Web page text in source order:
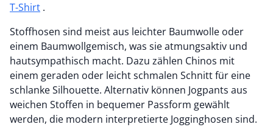
T-Shirt .
Stoffhosen sind meist aus leichter Baumwolle oder
einem Baumwollgemisch, was sie atmungsaktiv und
hautsympathisch macht. Dazu zählen Chinos mit
einem geraden oder leicht schmalen Schnitt für eine
schlanke Silhouette. Alternativ können Jogpants aus
weichen Stoffen in bequemer Passform gewählt
werden, die modern interpretierte Jogginghosen sind.